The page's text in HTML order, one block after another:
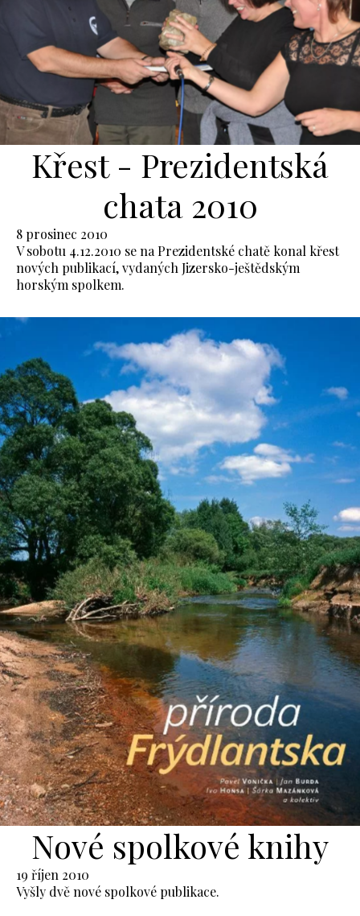
Křest - Prezidentská
chata 2010
8 prosinec 2010
V sobotu 4.12.2010 se na Prezidentské chatě konal křest
nových publikací, vydaných Jizersko-ještědským
horským spolkem.
Nové spolkové knihy
19 říjen 2010
Vyšly dvě nové spolkové publikace.